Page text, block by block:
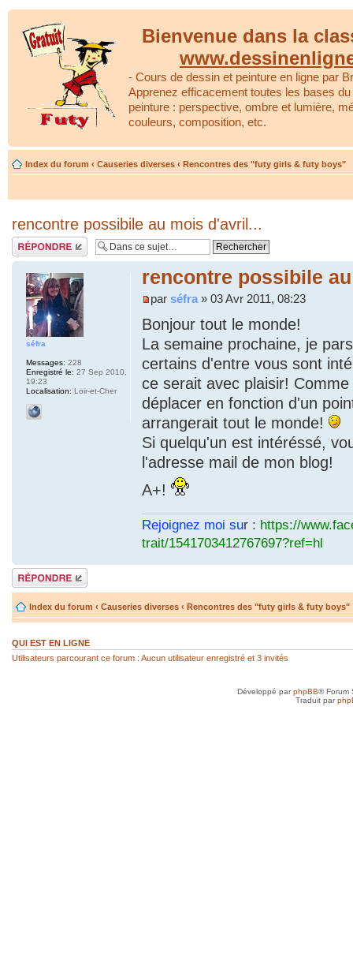
Bienvenue dans la
- Cours de dessin et peinture en ligne par
Apprenez efficacement toutes les bases
peinture : perspective, ombre et lumière,
couleurs, composition, etc.
Index du forum ‹ Causeries diverses ‹ Rencontres des "futy girls & futy boys"
rencontre possibile au mois d'avril...
Répondre
rencontre possibile
parséfra » 03 Avr 2011, 08:23
Bonjour tout le monde!
La semaine prochaine, je
certains d'entre vous sont
ce serait avec plaisir!
déplacer en fonction d'un
arrangerait tout le monde!
Si quelqu'un est intéréssé,
l'adresse mail de mon blog!
A+!
Rejoignez moi sur : https://
trait/1541703412767697?ref=hl
séfra
Messages: 228
Enregistré le: 27 Sep 2010,
19:23
Localisation: Loir-et-Cher
Répondre
Index du forum ‹ Causeries diverses ‹ Rencontres des "futy girls & futy boys"
QUI EST EN LIGNE
Utilisateurs parcourant ce forum : Aucun utilisateur enregistré et 3 invités
Développé parphpBB® Forum
Traduit par